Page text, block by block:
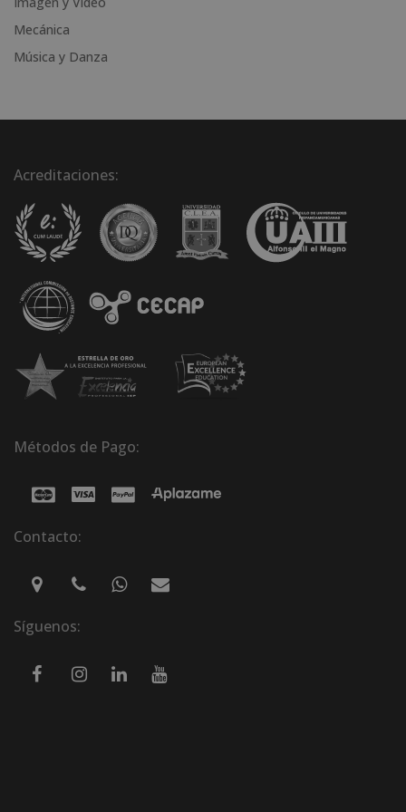
Mecánica
Música y Danza
Acreditaciones:
Métodos de Pago:
Contacto:
Síguenos: